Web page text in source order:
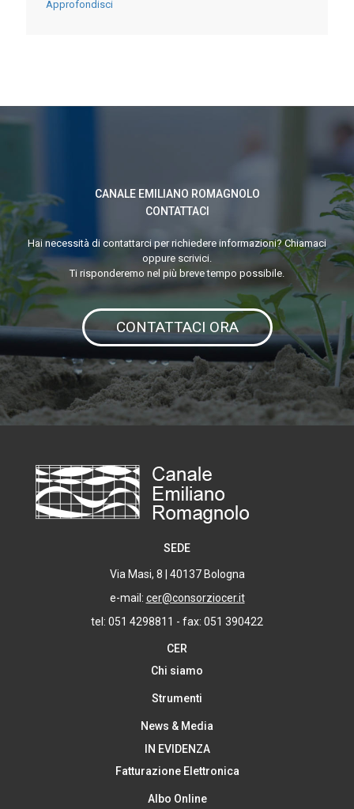
Approfondisci-
la
della
risorsa
CANALE EMILIANO ROMAGNOLO
CONTATTACI
Hai necessità di contattarci per richiedere informazioni? Chiamaci
oppure scrivici.
Ti risponderemo nel più breve tempo possibile.
CONTATTACI ORA
SEDE
Via Masi, 8 | 40137 Bologna
e-mail: cer@consorziocer.it
tel: 051 4298811 - fax: 051 390422
CER
Chi siamo
Strumenti
News & Media
IN EVIDENZA
Fatturazione Elettronica
Albo Online